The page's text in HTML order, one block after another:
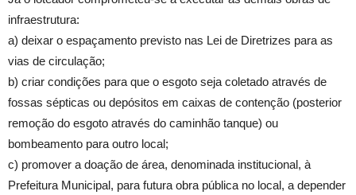
infraestrutura:
a) deixar o espaçamento previsto nas Lei de Diretrizes para as
vias de circulação;
b) criar condições para que o esgoto seja coletado através de
fossas sépticas ou depósitos em caixas de contenção (posterior
remoção do esgoto através do caminhão tanque) ou
bombeamento para outro local;
c) promover a doação de área, denominada institucional, à
Prefeitura Municipal, para futura obra pública no local, a depender